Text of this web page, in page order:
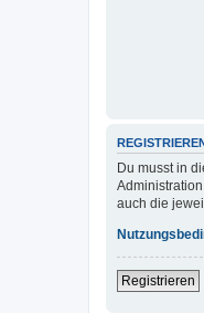
Du musst in
auch die
Registrieren